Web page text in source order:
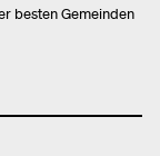
besten Gemeinden